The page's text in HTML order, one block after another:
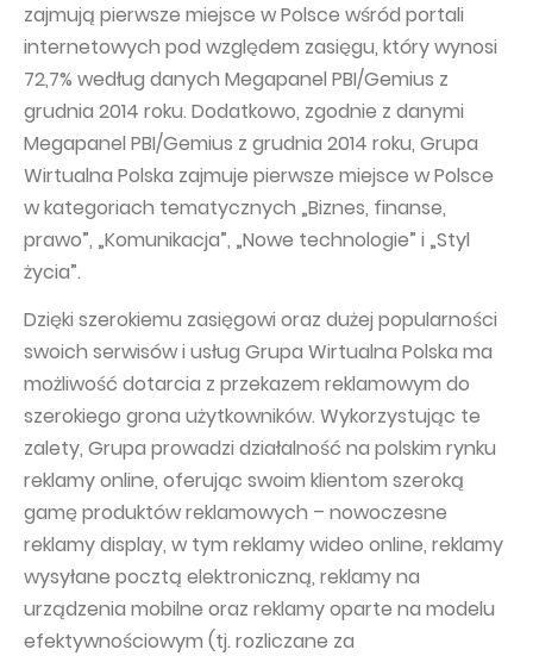
zajmują pierwsze miejsce w Polsce wśród portali
internetowych pod względem zasięgu, który wynosi
72,7% według danych Megapanel PBI/Gemius z
grudnia 2014 roku. Dodatkowo, zgodnie z danymi
Megapanel PBI/Gemius z grudnia 2014 roku, Grupa
Wirtualna Polska zajmuje pierwsze miejsce w Polsce
w kategoriach tematycznych „Biznes, finanse,
prawo”, „Komunikacja”, „Nowe technologie” i „Styl
życia”.
Dzięki szerokiemu zasięgowi oraz dużej popularności
swoich serwisów i usług Grupa Wirtualna Polska ma
możliwość dotarcia z przekazem reklamowym do
szerokiego grona użytkowników. Wykorzystując te
zalety, Grupa prowadzi działalność na polskim rynku
reklamy online, oferując swoim klientom szeroką
gamę produktów reklamowych – nowoczesne
reklamy display, w tym reklamy wideo online, reklamy
wysyłane pocztą elektroniczną, reklamy na
urządzenia mobilne oraz reklamy oparte na modelu
efektywnościowym (tj. rozliczane za